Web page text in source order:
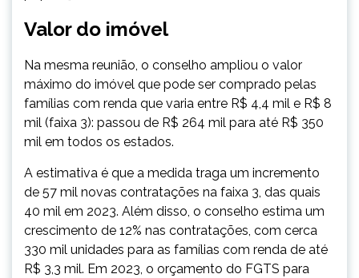
Valor do imóvel
Na mesma reunião, o conselho ampliou o valor
máximo do imóvel que pode ser comprado pelas
famílias com renda que varia entre R$ 4,4 mil e R$ 8
mil (faixa 3): passou de R$ 264 mil para até R$ 350
mil em todos os estados.
A estimativa é que a medida traga um incremento
de 57 mil novas contratações na faixa 3, das quais
40 mil em 2023. Além disso, o conselho estima um
crescimento de 12% nas contratações, com cerca
330 mil unidades para as famílias com renda de até
R$ 3,3 mil. Em 2023, o orçamento do FGTS para